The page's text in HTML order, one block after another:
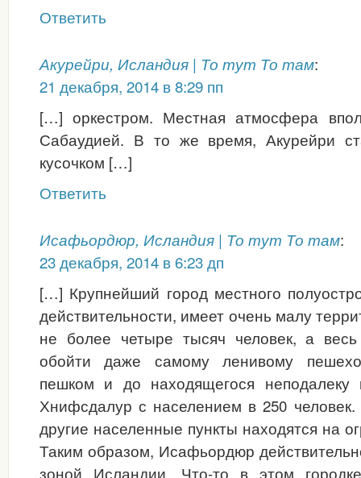
Ответить
Акурейри, Исландия | То тут То там:
21 декабря, 2014 в 8:29 пп
[…] оркестром. Местная атмосфера
Сабаудией. В то же время, Акурейри
кусочком […]
Ответить
Исафьордюр, Исландия | То тут То там:
23 декабря, 2014 в 6:23 дп
[…] Крупнейший город местного
действительности, имеет очень малу
не более четыре тысяч человек, а
обойти даже самому ленивому
пешком и до находящегося неподалеку
Хнифсдалур с населением в 250
другие населенные пункты находятся на
Таким образом, Исафьордюр
зоной Исландии. Что-то в этом